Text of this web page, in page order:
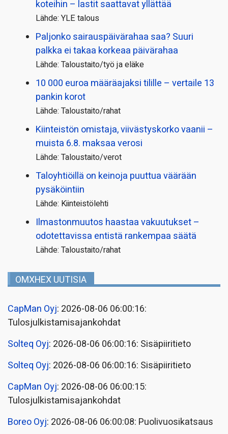
koteihin – lastit saattavat yllättää
Lähde: YLE talous
Paljonko sairauspäivä­rahaa saa? Suuri
palkka ei takaa korkeaa päivärahaa
Lähde: Taloustaito/työ ja eläke
10 000 euroa määräajaksi tilille – vertaile 13
pankin korot
Lähde: Taloustaito/rahat
Kiinteistön omistaja, viivästyskorko vaanii –
muista 6.8. maksaa verosi
Lähde: Taloustaito/verot
Taloyhtiöillä on keinoja puuttua väärään
pysäköintiin
Lähde: Kiinteistölehti
Ilmastonmuutos haastaa vakuutukset –
odotettavissa entistä rankempaa säätä
Lähde: Taloustaito/rahat
OMXHEX UUTISIA
CapMan Oyj: 2026-08-06 06:00:16:
Tulosjulkistamisajankohdat
Solteq Oyj: 2026-08-06 06:00:16: Sisäpiiritieto
Solteq Oyj: 2026-08-06 06:00:16: Sisäpiiritieto
CapMan Oyj: 2026-08-06 06:00:15:
Tulosjulkistamisajankohdat
Boreo Oyj: 2026-08-06 06:00:08: Puolivuosikatsaus